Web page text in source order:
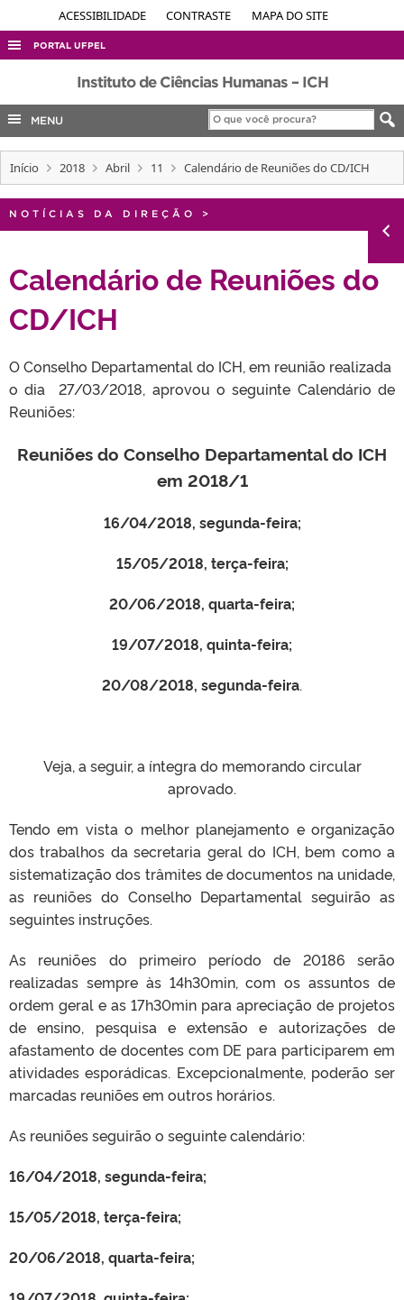
ACESSIBILIDADE CONTRASTE MAPA DO SITE
PORTAL UFPEL
ACESSO À INFORMAÇÃO
AUDITORIA
COBALTO
CONCURSOS
EDITAIS
INTERNACIONAL
PORTARIAS
TELEFONES
Instituto de Ciências Humanas – ICH
MENU
Início 2018 Abril 11 Calendário de Reuniões do CD/ICH
NOTÍCIAS DA DIREÇÃO >
Calendário de Reuniões do
CD/ICH
O Conselho Departamental do ICH, em reunião realizada
o dia 27/03/2018, aprovou o seguinte Calendário de
Reuniões:
Reuniões do Conselho Departamental do ICH
em 2018/1
16/04/2018, segunda-feira;
15/05/2018, terça-feira;
20/06/2018, quarta-feira;
19/07/2018, quinta-feira;
20/08/2018, segunda-feira.
Veja, a seguir, a íntegra do memorando circular
aprovado.
Tendo em vista o melhor planejamento e organização
dos trabalhos da secretaria geral do ICH, bem como a
sistematização dos trâmites de documentos na unidade,
as reuniões do Conselho Departamental seguirão as
seguintes instruções.
As reuniões do primeiro período de 20186 serão
realizadas sempre às 14h30min, com os assuntos de
ordem geral e as 17h30min para apreciação de projetos
de ensino, pesquisa e extensão e autorizações de
afastamento de docentes com DE para participarem em
atividades esporádicas. Excepcionalmente, poderão ser
marcadas reuniões em outros horários.
As reuniões seguirão o seguinte calendário:
16/04/2018, segunda-feira;
15/05/2018, terça-feira;
20/06/2018, quarta-feira;